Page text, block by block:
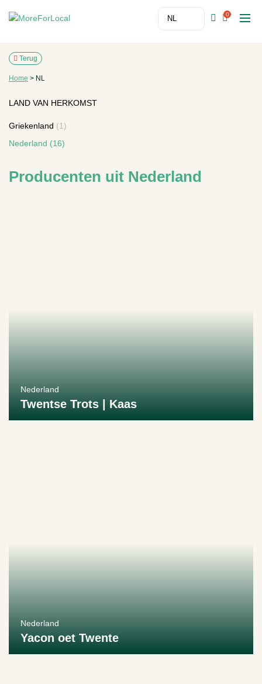
0
Terug
Home > NL
LAND VAN HERKOMST
Griekenland (1)
Nederland (16)
Producenten uit Nederland
Nederland
Twentse Trots | Kaas
Nederland
Yacon oet Twente